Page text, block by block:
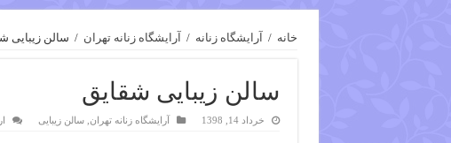
خانه / آرایشگاه زنانه / آرایشگاه زنانه تهران / سالن زیبایی
سالن زیبایی شقایق
خرداد 14, 1398 آرایشگاه زنانه تهران ,سالن زیبایی